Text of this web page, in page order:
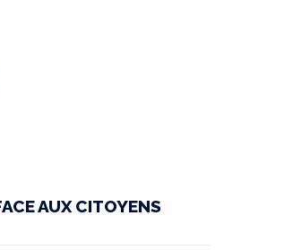
AUX CITOYENS